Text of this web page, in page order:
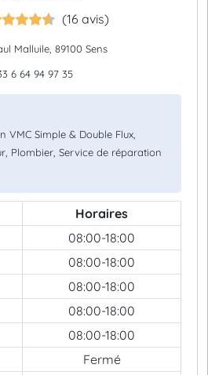
(16 avis)
Malluile, 89100 Sens
6 64 94 97 35
VMC Simple & Double Flux,
Plombier, Service de réparation
Horaires
08:00-18:00
08:00-18:00
08:00-18:00
08:00-18:00
08:00-18:00
Fermé